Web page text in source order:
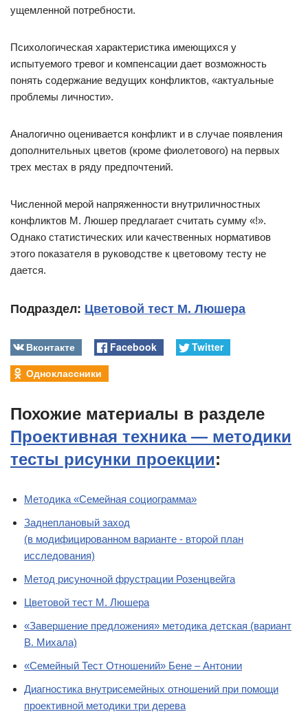
ущемленной потребности.
Психологическая характеристика имеющихся у
испытуемого тревог и компенсации дает возможность
понять содержание ведущих конфликтов, «актуальные
проблемы личности».
Аналогично оценивается конфликт и в случае появления
дополнительных цветов (кроме фиолетового) на первых
трех местах в ряду предпочтений.
Численной мерой напряженности внутриличностных
конфликтов М. Люшер предлагает считать сумму «!».
Однако статистических или качественных нормативов
этого показателя в руководстве к цветовому тесту не
дается.
Подраздел: Цветовой тест М. Люшера
Вконтакте Facebook
Twitter
Одноклассники
Похожие материалы в разделе
Проективная техника — методики
тесты рисунки проекции:
Методика «Семейная социограмма»
Заднеплановый заход
(в модифицированном варианте - второй план
исследования)
Метод рисуночной фрустрации Розенцвейга
Цветовой тест М. Люшера
«Завершение предложения» методика детская (вариант
В. Михала)
«Семейный Тест Отношений» Бене – Антонии
Диагностика внутрисемейных отношений при помощи
проективной методики три дерева